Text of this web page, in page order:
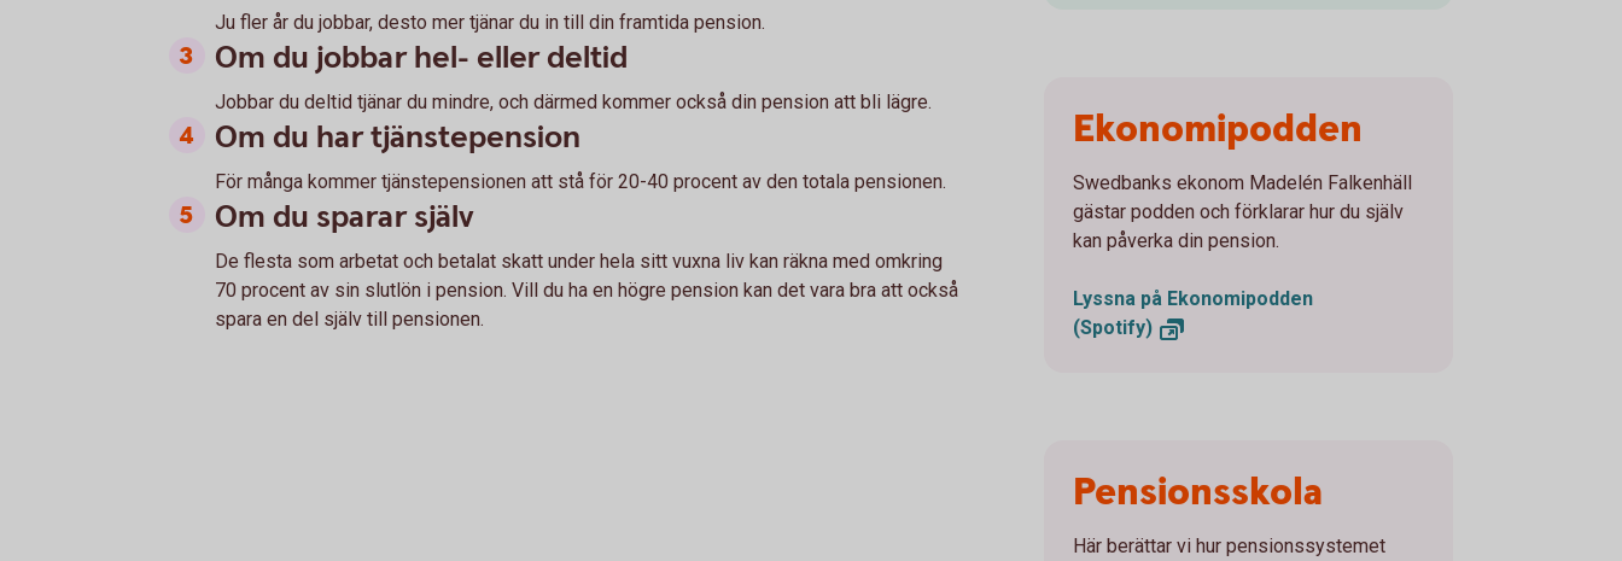
Ju fler år du jobbar, desto mer tjänar du in till din framtida pension.
Om du jobbar hel- eller deltid
Jobbar du deltid tjänar du mindre, och därmed kommer också din pension att bli lägre.
Om du har tjänstepension
För många kommer tjänstepensionen att stå för 20-40 procent av den totala pensionen.
Om du sparar själv
De flesta som arbetat och betalat skatt under hela sitt vuxna liv kan räkna med omkring
70 procent av sin slutlön i pension. Vill du ha en högre pension kan det vara bra att också
spara en del själv till pensionen.
Ekonomipodden
Swedbanks ekonom Madelén Falkenhäll
gästar podden och förklarar hur du själv
kan påverka din pension.
Lyssna på Ekonomipodden
(Spotify)
Pensionsskola
Här berättar vi hur pensionssystemet